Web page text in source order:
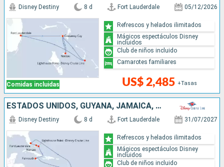
Comidas incluidas
Disney Destiny 8 d Fort Lauderdale 05/12/2026
US$ 2,485 +Tasas
Refrescos y helados ilimitados
Mágicos espectáculos Disney
incluidos
Club de niños incluido
Camarotes familiares
ESTADOS UNIDOS, GUYANA, JAMAICA, BAHAMAS
Disney Destiny 8 d Fort Lauderdale 31/07/2027
Refrescos y helados ilimitados
Mágicos espectáculos Disney
incluidos
Club de niños incluido